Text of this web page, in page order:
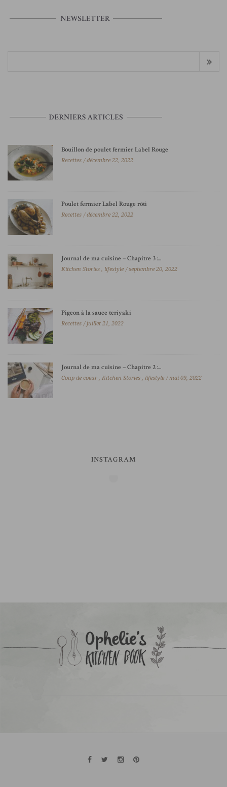
Bouillon de poulet fermier Label Rouge
Recettes décembre 22, 2022
Poulet fermier Label Rouge rôti
Recettes décembre 22, 2022
Journal de ma cuisine – Chapitre 3 :...
Kitchen Stories , lifestyle septembre 20, 2022
Pigeon à la sauce teriyaki
Recettes juillet 21, 2022
Journal de ma cuisine – Chapitre 2 :...
Coup de coeur , Kitchen Stories , lifestyle mai 09, 2022
INSTAGRAM